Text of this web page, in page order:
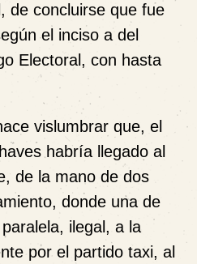
de concluirse que fue
el inciso a del
Electoral, con hasta
vislumbrar que, el
habría llegado al
de la mano de dos
, donde una de
ilegal, a la
por el partido taxi, al